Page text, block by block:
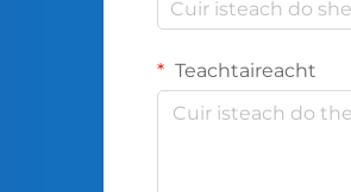
Teachtaireacht